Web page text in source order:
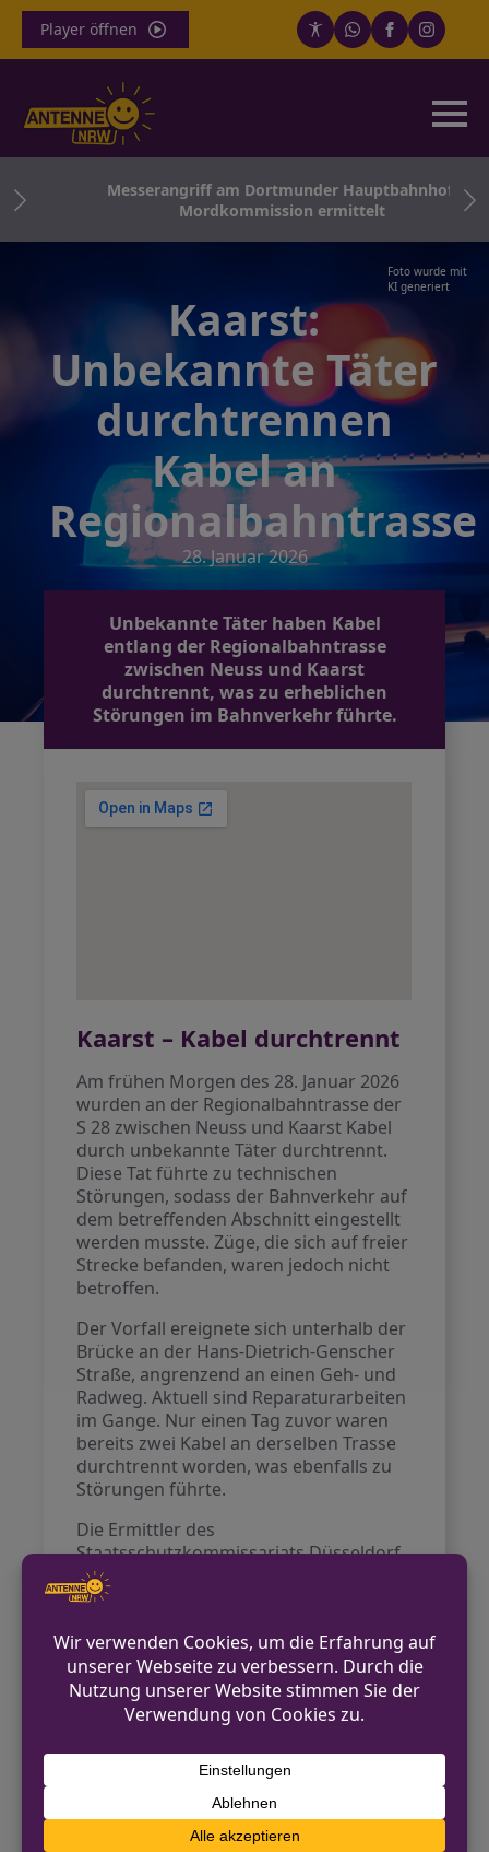
Player öffnen
Messerangriff am Dortmunder Hauptbahnhof:
Mordkommission ermittelt
Foto wurde mit
KI generiert
Kaarst:
Unbekannte Täter
durchtrennen
Kabel an
Regionalbahntrasse
28. Januar 2026
Unbekannte Täter haben Kabel
entlang der Regionalbahntrasse
zwischen Neuss und Kaarst
durchtrennt, was zu erheblichen
Störungen im Bahnverkehr führte.
Kaarst – Kabel durchtrennt
Am frühen Morgen des 28. Januar 2026
wurden an der Regionalbahntrasse der
S 28 zwischen Neuss und Kaarst Kabel
durch unbekannte Täter durchtrennt.
Diese Tat führte zu technischen
Störungen, sodass der Bahnverkehr auf
dem betreffenden Abschnitt eingestellt
werden musste. Züge, die sich auf freier
Strecke befanden, waren jedoch nicht
betroffen.
Der Vorfall ereignete sich unterhalb der
Brücke an der Hans-Dietrich-Genscher
Straße, angrenzend an einen Geh- und
Radweg. Aktuell sind Reparaturarbeiten
im Gange. Nur einen Tag zuvor waren
bereits zwei Kabel an derselben Trasse
durchtrennt worden, was ebenfalls zu
Störungen führte.
Die Ermittler des
Staatsschutzkommissariats Düsseldorf
stehen vor der Frage, ob es sich um
einen gezielten Sabotageakt gegen die
diesem Zusammenhang bitten die
Ermittler um Hinweise aus der
Bevölkerung: Wer hat im Tatzeitraum
Beobachtungen zu verdächtigen
VORHERIGER BEITRAG
Mitarbeiterinnen sorgen für Festnahme von